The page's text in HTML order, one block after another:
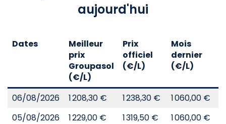
aujourd'hui
Dates
Meilleur
prix
Groupasol
(€/L)
Prix
officiel
(€/L)
Mois
dernier
(€/L)
06/08/2026 1 208,30 € 1 238,30 € 1 060,00 €
05/08/2026
1 229,00 € 1 319,50 € 1 060,00 €